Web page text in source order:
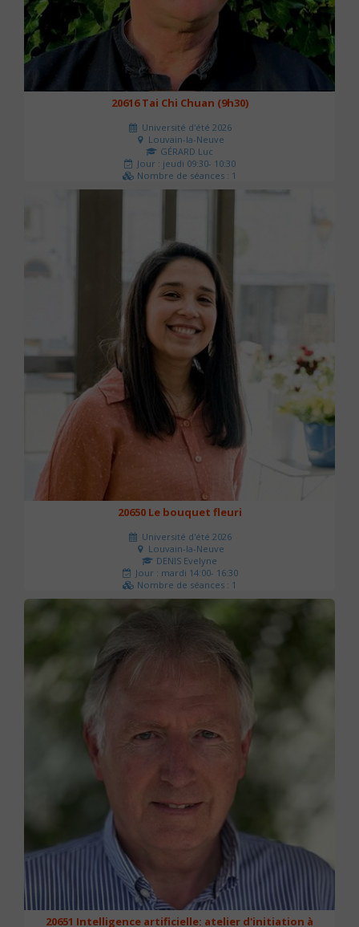
20616 Tai Chi Chuan (9h30)
Université d'été 2026
Louvain-la-Neuve
GÉRARD Luc
Jour : jeudi 09:30- 10:30
Nombre de séances : 1
20650 Le bouquet fleuri
Université d'été 2026
Louvain-la-Neuve
DENIS Evelyne
Jour : mardi 14:00- 16:30
Nombre de séances : 1
60 €
20651 Intelligence artificielle: atelier d'initiation à